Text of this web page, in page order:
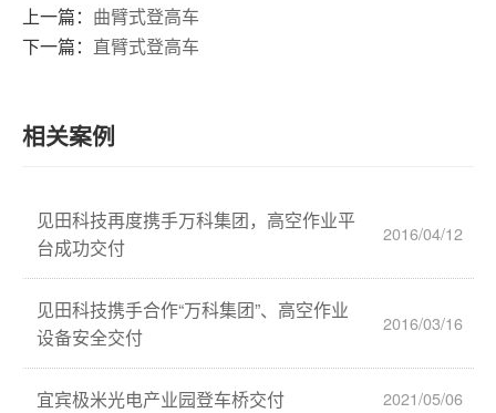
上一篇： 曲臂式登高车
下一篇： 直臂式登高车
相关案例
见田科技再度携手万科集团，高空作业平
台成功交付
2016/04/12
见田科技携手合作“万科集团”、高空作业
设备安全交付
2016/03/16
宜宾极米光电产业园登车桥交付 2021/05/06